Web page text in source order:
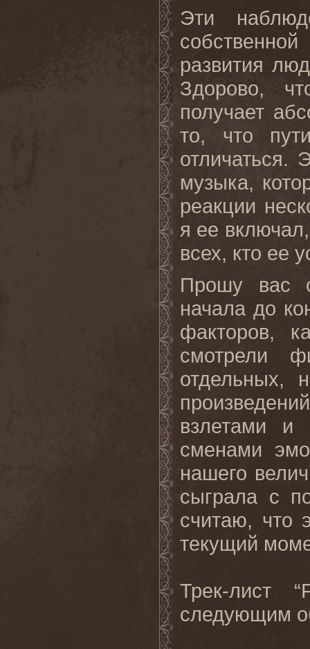
Эти
развития
Здорово,
получает
то, что
отличаться.
музыка,
реакции
я ее
всех, кто ее
Прошу вас
начала до
факторов,
смотрели
отдельных,
взлетами и
сменами
нашего
сыграла с
считаю, что
текущий
Трек-лист
следующим